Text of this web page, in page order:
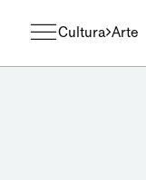
Cultura Arte